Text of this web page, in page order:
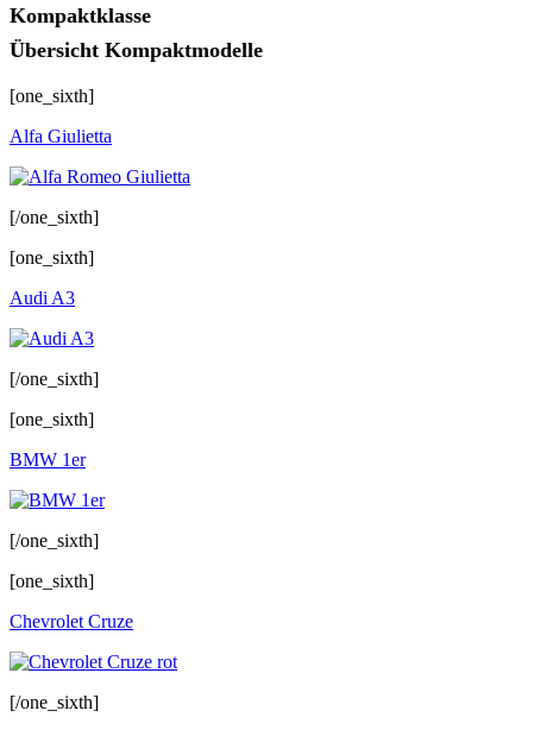
Kompaktklasse
Übersicht Kompaktmodelle
[one_sixth]
Alfa Giulietta
[/one_sixth]
[one_sixth]
Audi A3
[/one_sixth]
[one_sixth]
BMW 1er
[/one_sixth]
[one_sixth]
Chevrolet Cruze
[/one_sixth]